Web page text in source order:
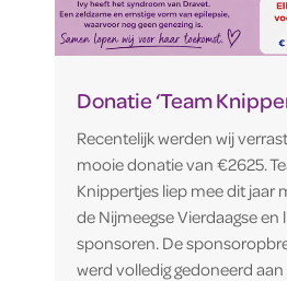
Donatie ‘Team
Recentelijk werden wij
mooie donatie van €2625.
Knippertjes liep mee dit jaar
de Nijmeegse Vierdaagse en
sponsoren. De
werd volledig gedoneerd